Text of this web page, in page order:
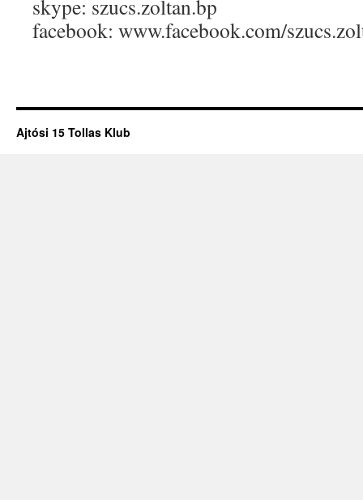
skype: szucs.zoltan.bp
facebook: www.facebook.com/
Ajtósi 15 Tollas Klub